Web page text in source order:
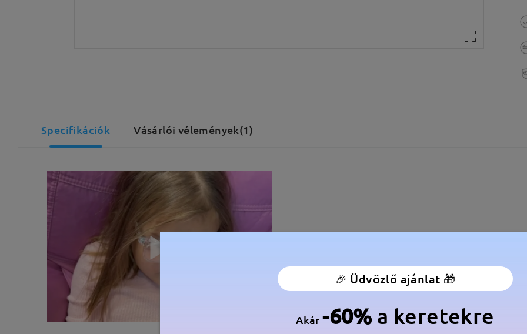
Specifikációk Vásárlói vélemények(1)
🎉 Üdvözlő ajánlat 🎁
Akár-60% a keretekre